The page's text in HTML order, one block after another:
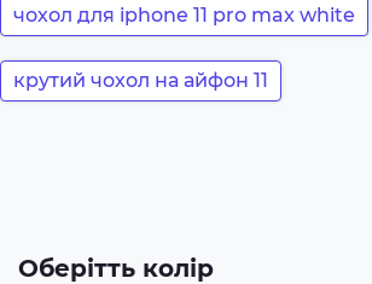
чохол для iphone 11 pro max white
крутий чохол на айфон 11
Оберітть колір